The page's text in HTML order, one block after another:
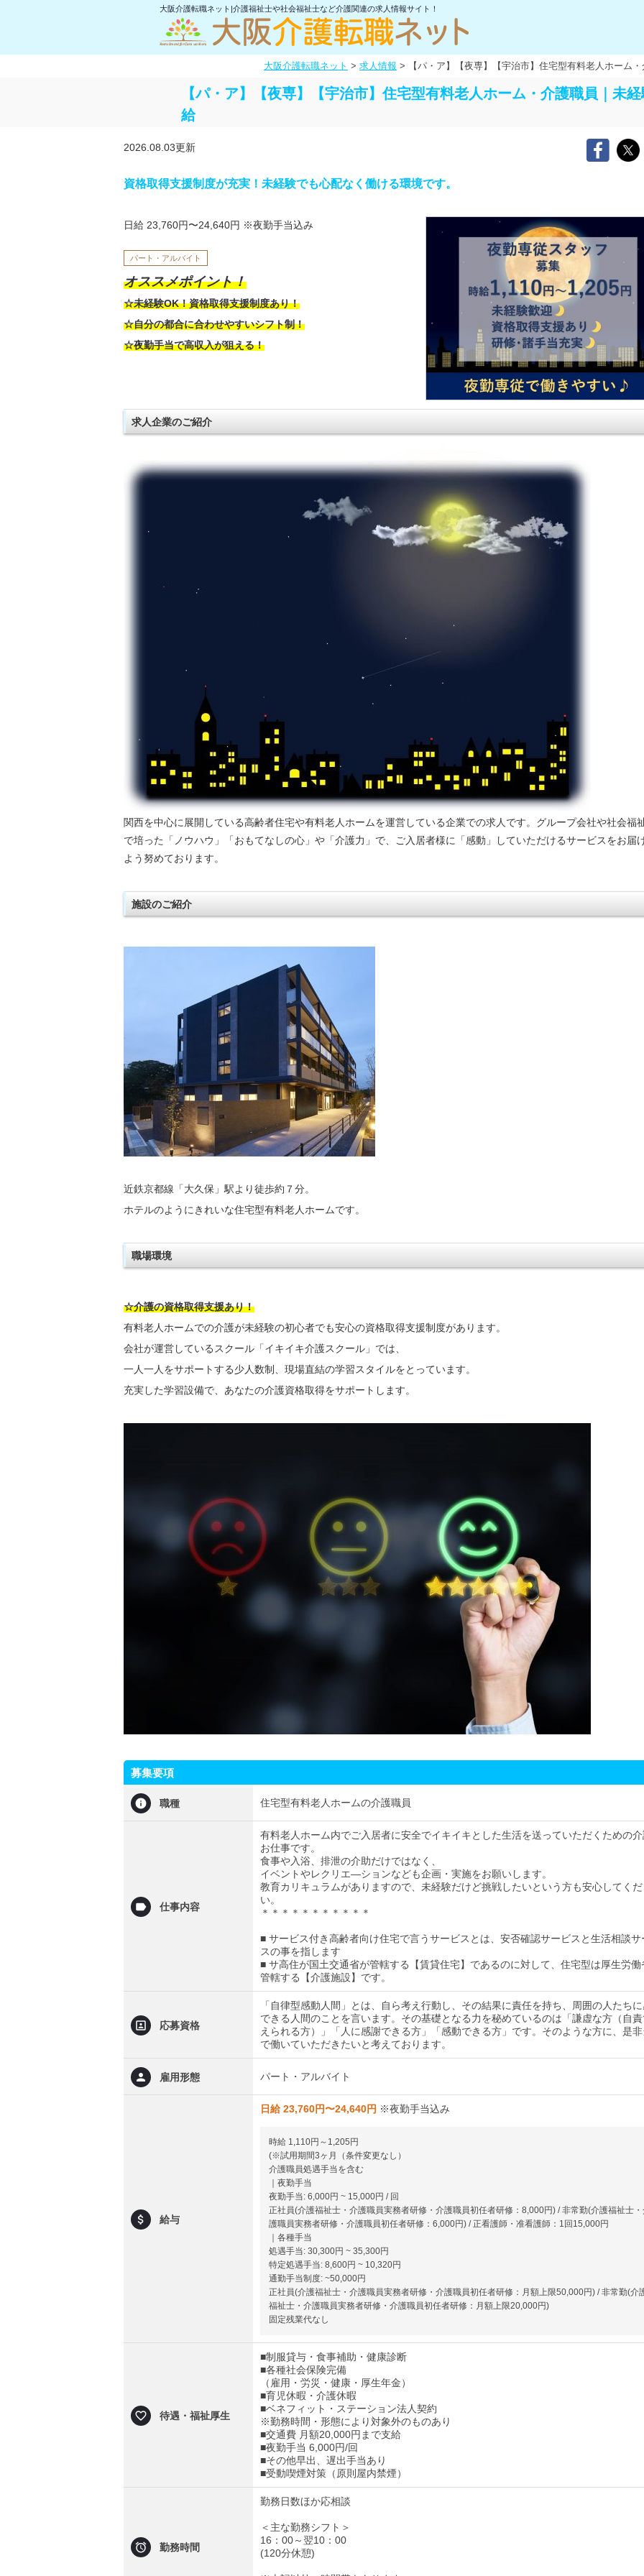
大阪介護転職ネット|介護福祉士や社会福祉士など介護関連の求人情報サイト！
大阪介護転職ネット > 求人情報 > 【パ・ア】【夜専】【宇治市】住宅型有料老人ホーム
【パ・ア】【夜専】【宇治市】住宅型有料老人ホーム・介護職員｜未
給
2026.08.03更新
資格取得支援制度が充実！未経験でも心配なく働ける環境です。
日給 23,760円〜24,640円 ※夜勤手当込み
パート・アルバイト
オススメポイント！
☆未経験OK！資格取得支援制度あり！
☆自分の都合に合わせやすいシフト制！
☆夜勤手当で高収入が狙える！
求人企業のご紹介
関西を中心に展開している高齢者住宅や有料老人ホームを運営している企業での求人です。グループ会社や社会福
で培った「ノウハウ」「おもてなしの心」や「介護力」で、ご入居者様に「感動」していただけるサービスをお届
よう努めております。
施設のご紹介
近鉄京都線「大久保」駅より徒歩約７分。
ホテルのようにきれいな住宅型有料老人ホームです。
職場環境
☆介護の資格取得支援あり！
有料老人ホームでの介護が未経験の初心者でも安心の資格取得支援制度があります。
会社が運営しているスクール「イキイキ介護スクール」では、
一人一人をサポートする少人数制、現場直結の学習スタイルをとっています。
充実した学習設備で、あなたの介護資格取得をサポートします。
募集要項
職種 住宅型有料老人ホームの介護職員
仕事内容
有料老人ホーム内でご入居者に安全でイキイキとした生活を送っていただくための
お仕事です。
食事や入浴、排泄の介助だけではなく、
イベントやレクリエ―ションなども企画・実施をお願いします。
教育カリキュラムがありますので、未経験だけど挑戦したいという方も安心してく
い。
＊＊＊＊＊＊＊＊＊＊＊
■ サービス付き高齢者向け住宅で言うサービスとは、安否確認サービスと生活相談サ
スの事を指します
■ サ高住が国土交通省が管轄する【賃貸住宅】であるのに対して、住宅型は厚生労働
管轄する【介護施設】です。
応募資格
「自律型感動人間」とは、自ら考え行動し、その結果に責任を持ち、周囲の人たち
できる人間のことを言います。その基礎となる力を秘めているのは「謙虚な方（自
えられる方）」「人に感謝できる方」「感動できる方」です。そのような方に、是
で働いていただきたいと考えております。
雇用形態 パート・アルバイト
給与
日給 23,760円〜24,640円 ※夜勤手当込み
時給 1,110円～1,205円
(※試用期間3ヶ月（条件変更なし）
介護職員処遇手当を含む
｜夜勤手当
夜勤手当: 6,000円 ~ 15,000円 / 回
正社員(介護福祉士・介護職員実務者研修・介護職員初任者研修：8,000円) / 非常勤(介護福祉士
護職員実務者研修・介護職員初任者研修：6,000円) / 正看護師・准看護師：1回15,000円
｜各種手当
処遇手当: 30,300円 ~ 35,300円
特定処遇手当: 8,600円 ~ 10,320円
通勤手当制度: ~50,000円
正社員(介護福祉士・介護職員実務者研修・介護職員初任者研修：月額上限50,000円) / 非常勤(介
福祉士・介護職員実務者研修・介護職員初任者研修：月額上限20,000円)
固定残業代なし
待遇・福祉厚生
■制服貸与・食事補助・健康診断
■各種社会保険完備
（雇用・労災・健康・厚生年金）
■育児休暇・介護休暇
■ベネフィット・ステーション法人契約
※勤務時間・形態により対象外のものあり
■交通費 月額20,000円まで支給
■夜勤手当 6,000円/回
■その他早出、遅出手当あり
■受動喫煙対策（原則屋内禁煙）
勤務時間
勤務日数ほか応相談
＜主な勤務シフト＞
16：00～翌10：00
(120分休憩)